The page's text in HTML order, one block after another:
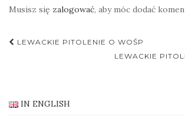
Musisz się zalogować, aby móc dodać
Nawigacja
LEWACKIE PITOLENIE O WOŚP
LEWACKIE
IN ENGLISH